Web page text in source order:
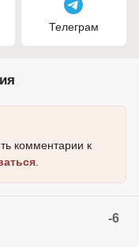
Телеграм
комментарии к
-6